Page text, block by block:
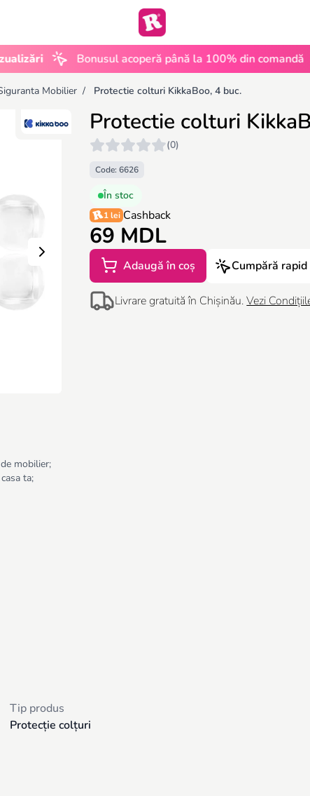
Bonusul acoperă până la 100% din comandă •
Mobilier / Protectie colturi KikkaBoo, 4 buc.
Protectie colturi
(0)
Code: 6626
În stoc
1 lei Cashback
69 MDL
Adaugă în coș Cumpără rapid
Livrare gratuită în Chișinău.Vezi
mobilier;
ta;
Tip produs
Protecție colțuri